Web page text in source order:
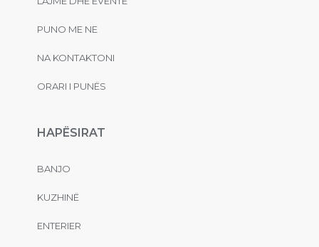
PUNO ME NE
NA KONTAKTONI
ORARI I PUNËS
HAPËSIRAT
BANJO
KUZHINË
ENTERIER